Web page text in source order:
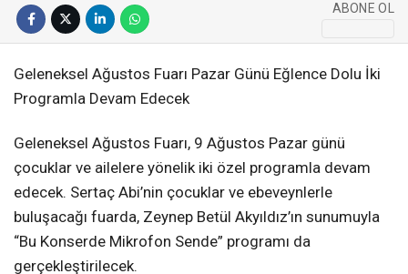
ABONE OL
Geleneksel Ağustos Fuarı Pazar Günü Eğlence Dolu İki
Programla Devam Edecek
Geleneksel Ağustos Fuarı, 9 Ağustos Pazar günü
çocuklar ve ailelere yönelik iki özel programla devam
edecek. Sertaç Abi’nin çocuklar ve ebeveynlerle
buluşacağı fuarda, Zeynep Betül Akyıldız’ın sunumuyla
“Bu Konserde Mikrofon Sende” programı da
gerçekleştirilecek.